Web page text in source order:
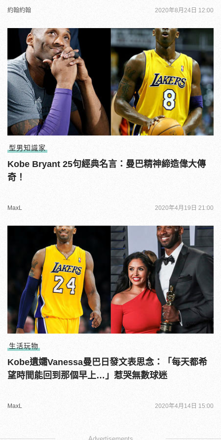
約翰約翰 2020年8月24日 12:00
型男知識家
Kobe Bryant 25句經典名言：曼巴精神締造偉大傳
奇！
MaxL 2020年4月19日 21:00
生活玩物
Kobe遺孀Vanessa曼巴日發文表思念：「每天都希
望時間能回到那個早上…」惹哭無數球迷
MaxL 2020年4月14日 15:00